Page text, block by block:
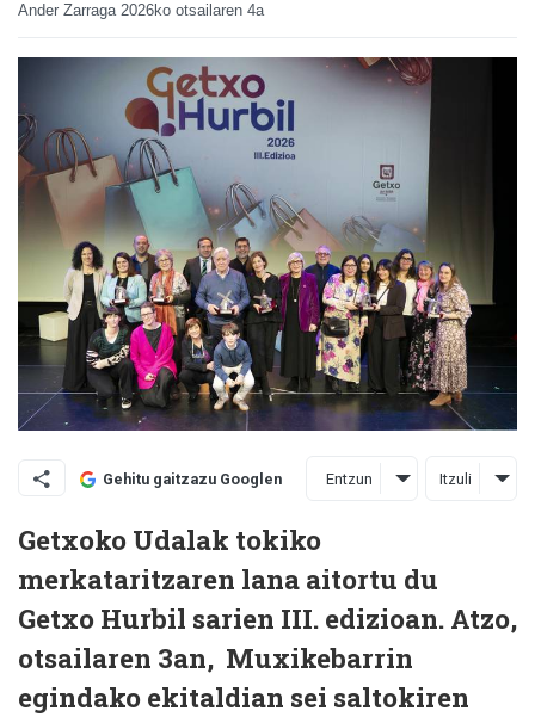
Ander Zarraga 2026ko otsailaren 4a
Gehitu gaitzazu Googlen Entzun Itzuli
Getxoko Udalak tokiko
merkataritzaren lana aitortu du
Getxo Hurbil sarien III. edizioan. Atzo,
otsailaren 3an, Muxikebarrin
egindako ekitaldian sei saltokiren